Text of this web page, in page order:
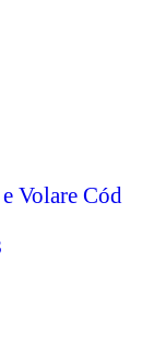
Volare Cód